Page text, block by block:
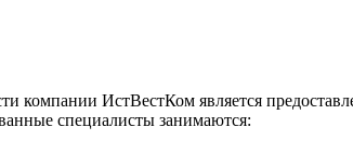
компании ИстВестКом является
специалисты занимаются: